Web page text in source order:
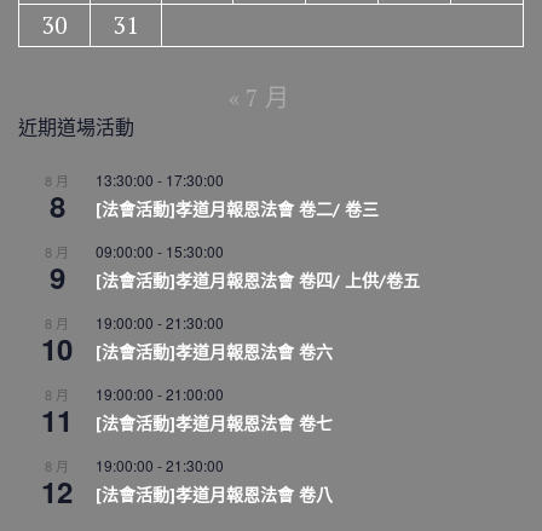
30
31
« 7 月
近期道場活動
8 月
8
13:30:00 - 17:30:00
[法會活動]孝道月報恩法會 卷二/ 卷三
8 月
9
09:00:00 - 15:30:00
[法會活動]孝道月報恩法會 卷四/ 上供/卷五
8 月
10
19:00:00 -21:30:00
[法會活動]孝道月報恩法會 卷六
8 月
11
19:00:00 -21:00:00
[法會活動]孝道月報恩法會 卷七
8 月
12
19:00:00 -21:30:00
[法會活動]孝道月報恩法會 卷八